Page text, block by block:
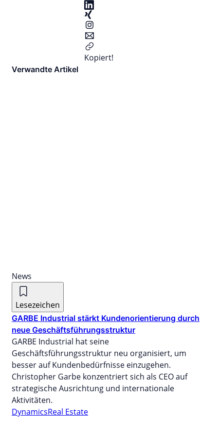
Kopiert!
Verwandte Artikel
News
Lesezeichen
GARBE Industrial stärkt Kundenorientierung durch
neue Geschäftsführungsstruktur
GARBE Industrial hat seine
Geschäftsführungsstruktur neu organisiert, um
besser auf Kundenbedürfnisse einzugehen.
Christopher Garbe konzentriert sich als CEO auf
strategische Ausrichtung und internationale
Aktivitäten.
DynamicsReal Estate